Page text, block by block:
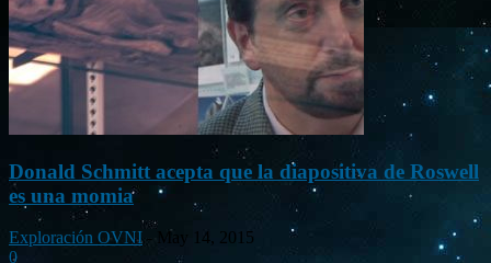
Donald Schmitt acepta que la diapositiva de Roswell
es una momia
Exploración OVNI - May 14, 2015
0